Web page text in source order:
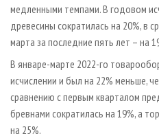
ПРОИЗВОДСТВО МЕБЕЛИ
БИОЭНЕРГЕТИКА
ЦБП
ИНСТРУМЕНТ И МАТЕРИАЛЫ
ОФИЦИАЛЬНЫЕ ДЕЛЕГАЦИИ
ПРИОРИТЕТНЫЕ
RUSSIAN FORESTRY REVIEW
ГАЗЕТА ЛЕСПРОМФОРУМ
БИБЛИОТЕКА СПЕЦИАЛИСТА
медленными темпами. В годовом
древесины сократилась на 20%, в
марта за последние пять лет – на
В январе-марте 2022-го
исчислении и был на 22% меньше,
сравнению с первым кварталом
бревнами сократилась на 19%, а
на 25%.